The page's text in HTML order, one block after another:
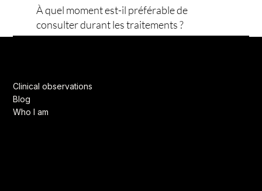
À quel moment est-il préférable de
consulter durant les traitements ?
Clinical observations
Blog
Who I am